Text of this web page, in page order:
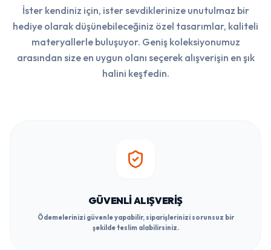
İster kendiniz için, ister sevdiklerinize unutulmaz bir
hediye olarak düşünebileceğiniz özel tasarımlar, kaliteli
materyallerle buluşuyor. Geniş koleksiyonumuz
arasından size en uygun olanı seçerek alışverişin en şık
halini keşfedin.
GÜVENLI ALIŞVERIŞ
Ödemelerinizi güvenle yapabilir, siparişlerinizi sorunsuz bir
şekilde teslim alabilirsiniz.